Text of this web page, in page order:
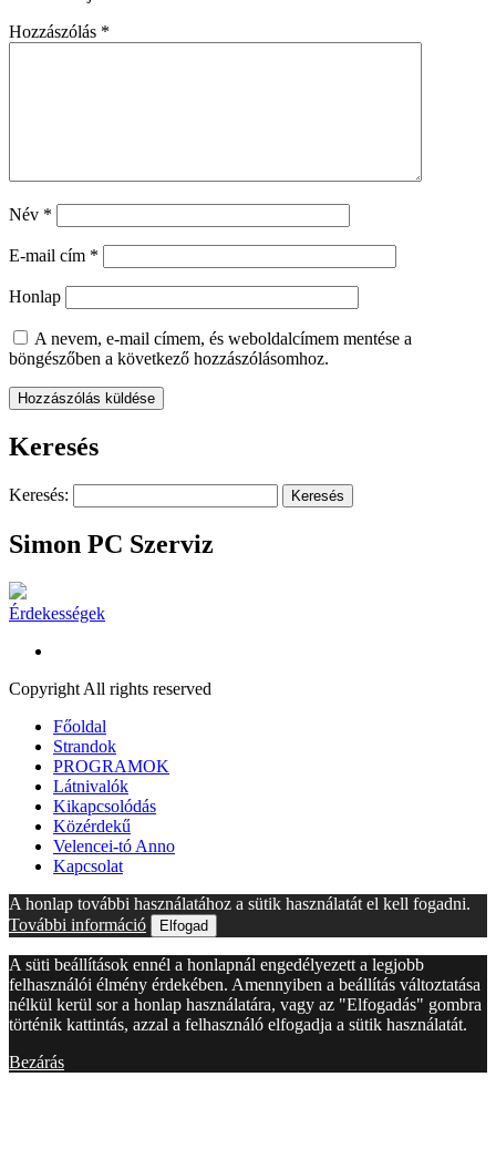
Hozzászólás *
Név *
E-mail cím *
Honlap
A nevem, e-mail címem, és weboldalcímem mentése a
böngészőben a következő hozzászólásomhoz.
Keresés
Keresés:
Simon PC Szerviz
Érdekességek
Copyright All rights reserved
Főoldal
Strandok
PROGRAMOK
Látnivalók
Kikapcsolódás
Közérdekű
Velencei-tó Anno
Kapcsolat
A honlap további használatához a sütik használatát el kell fogadni.
További információ
Elfogad
A süti beállítások ennél a honlapnál engedélyezett a legjobb
felhasználói élmény érdekében. Amennyiben a beállítás változtatása
nélkül kerül sor a honlap használatára, vagy az "Elfogadás" gombra
történik kattintás, azzal a felhasználó elfogadja a sütik használatát.
Bezárás